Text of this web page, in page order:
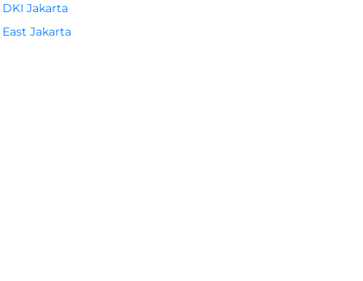
DKI Jakarta
East Jakarta